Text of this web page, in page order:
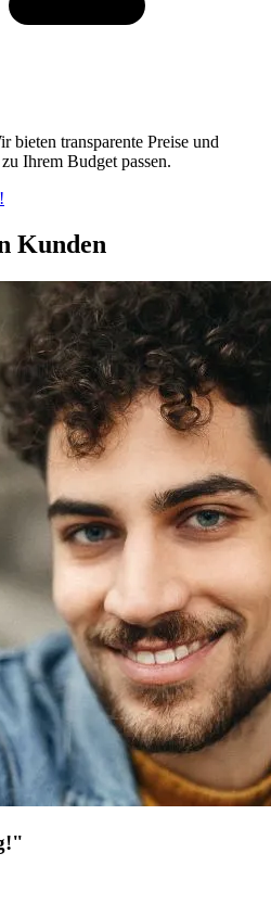
bieten transparente Preise und
Ihrem Budget passen.
Kunden